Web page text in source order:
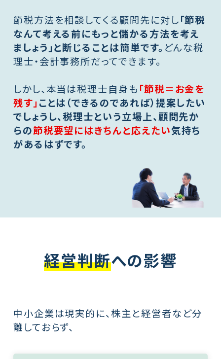
節税方法を相談してくる顧問先に対し「節税
なんて考える前にもっと儲かる方法を考え
ましょう」と断じることは簡単です。 どんな税
理士・会計事務所だってできます。
しかし、本当は税理士自身も 「節税＝お金を
残す」 ことは（できるのであれば）提案したい
でしょうし、税理士という立場上、顧問先か
らの節税要望にはきちんと応えたい気持ち
があるはずです。
経営判断への影響
中小企業は現実的に、株主と経営者など分
離しておらず、